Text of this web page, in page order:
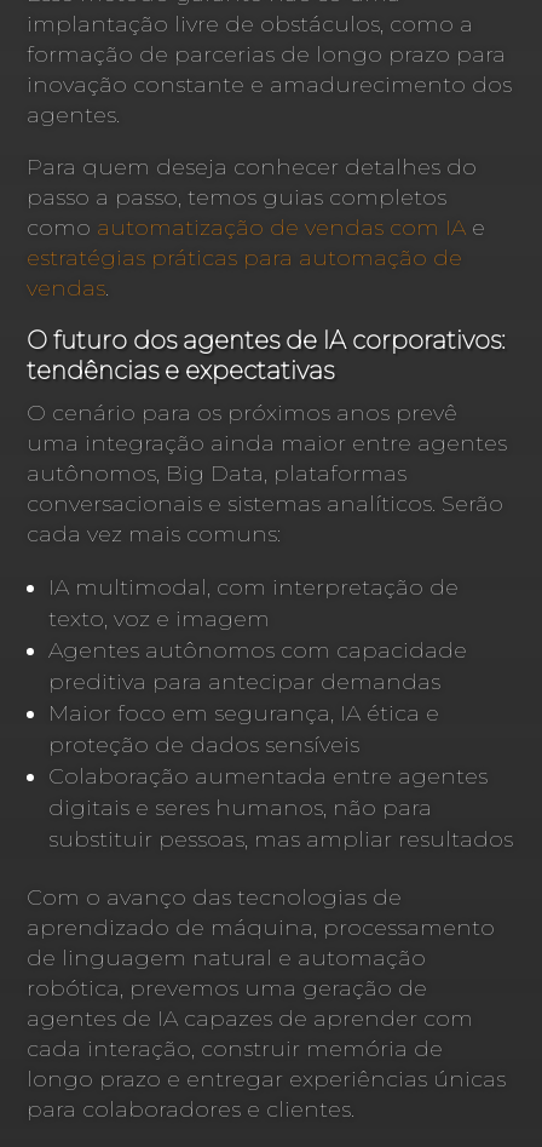
implantação livre de obstáculos, como a
formação de parcerias de longo prazo para
inovação constante e amadurecimento dos
agentes.
Para quem deseja conhecer detalhes do
passo a passo, temos guias completos
como automatização de vendas com IA e
estratégias práticas para automação de
vendas.
O futuro dos agentes de IA corporativos:
tendências e expectativas
O cenário para os próximos anos prevê
uma integração ainda maior entre agentes
autônomos, Big Data, plataformas
conversacionais e sistemas analíticos. Serão
cada vez mais comuns:
IA multimodal, com interpretação de
texto, voz e imagem
Agentes autônomos com capacidade
preditiva para antecipar demandas
Maior foco em segurança, IA ética e
proteção de dados sensíveis
Colaboração aumentada entre agentes
digitais e seres humanos, não para
substituir pessoas, mas ampliar resultados
Com o avanço das tecnologias de
aprendizado de máquina, processamento
de linguagem natural e automação
robótica, prevemos uma geração de
agentes de IA capazes de aprender com
cada interação, construir memória de
longo prazo e entregar experiências únicas
para colaboradores e clientes.